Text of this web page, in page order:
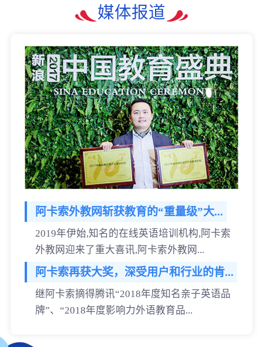
媒体报道
阿卡索外教网斩获教育的“重量级”大...
2019年伊始,知名的在线英语培训机构,阿卡索
外教网迎来了重大喜讯,阿卡索外教网...
阿卡索再获大奖，深受用户和行业的肯...
继阿卡索摘得腾讯“2018年度知名亲子英语品
牌”、“2018年度影响力外语教育品...